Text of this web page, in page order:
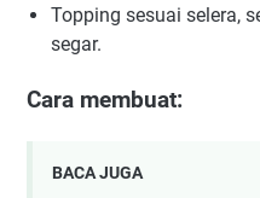
Topping sesuai selera,
segar.
Cara membuat:
BACA JUGA